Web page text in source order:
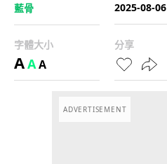
藍骨
2025-08-06
字體大小
AAA
分享
ADVERTISEMENT